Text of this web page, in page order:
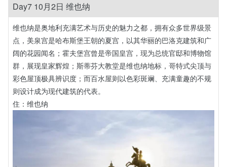
Day7 10月2日 维也纳
维也纳是奥地利充满艺术与历史的魅力之都，拥有众多世界级景
点，美泉宫是哈布斯堡王朝的夏宫，以其华丽的巴洛克建筑和广
阔的花园闻名；霍夫堡宫曾是帝国皇宫，现为总统官邸和博物馆
群，展现皇家辉煌；斯蒂芬大教堂是维也纳地标，哥特式尖顶与
彩色屋顶极具辨识度；而百水屋则以色彩斑斓、充满童趣的不规
则设计成为现代建筑的代表。
住：维也纳